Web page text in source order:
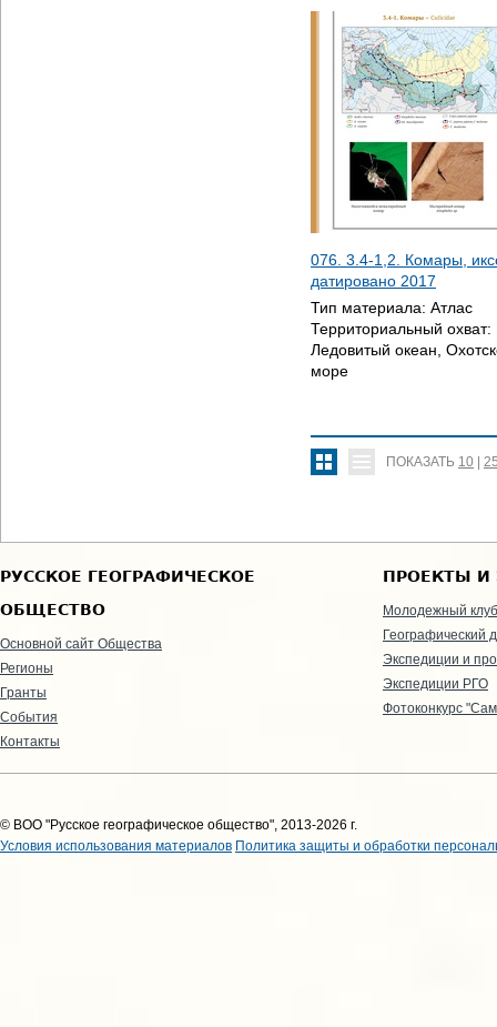
076. 3.4-1,2. Комары,
датировано 2017
Тип материала: Атлас
Территориальный охват:
Ледовитый океан,
море
ПОКАЗАТЬ 10
РУССКОЕ ГЕОГРАФИЧЕСКОЕ
ОБЩЕСТВО
Основной сайт Общества
Регионы
Гранты
События
Контакты
ПРОЕКТЫ И
Молодежный клуб
Географический
Экспедиции и
Экспедиции РГО
Фотоконкурс
© ВОО "Русское географическое общество", 2013-2026 г.
Условия использования материалов Политика защиты и обработки